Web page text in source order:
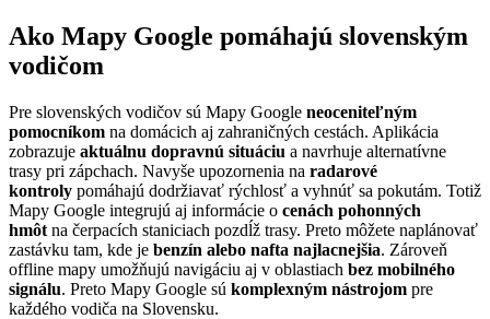
Ako Mapy Google pomáhajú slovenským
vodičom
Pre slovenských vodičov sú Mapy Google neoceniteľným
pomocníkom na domácich aj zahraničných cestách. Aplikácia
zobrazuje aktuálnu dopravnú situáciu a navrhuje alternatívne
trasy pri zápchach. Navyše upozornenia na radarové
kontroly pomáhajú dodržiavať rýchlosť a vyhnúť sa pokutám. Totiž
Mapy Google integrujú aj informácie o cenách pohonných
hmôt na čerpacích staniciach pozdĺž trasy. Preto môžete naplánovať
zastávku tam, kde je benzín alebo nafta najlacnejšia. Zároveň
offline mapy umožňujú navigáciu aj v oblastiach bez mobilného
signálu. Preto Mapy Google sú komplexným nástrojom pre
každého vodiča na Slovensku.